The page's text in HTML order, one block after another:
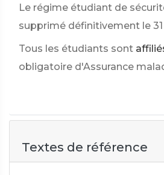
Le régime étudiant de
supprimé définitivement le 31
Tous les étudiants sont
obligatoire d'Assurance
Textes de référence